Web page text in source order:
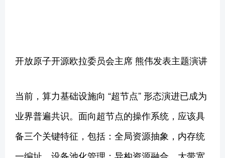
开放原子开源欧拉委员会主席 熊伟发表主题演讲
当前，算力基础设施向 “超节点” 形态演进已成为
业界普遍共识。面向超节点的操作系统，应该具
备三个关键特征，包括：全局资源抽象，内存统
一编址，设备池化管理；异构资源融合，大带宽